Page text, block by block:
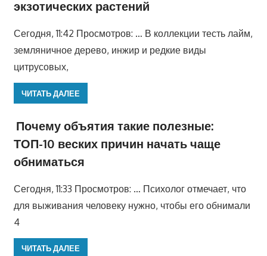
экзотических растений
Сегодня, 11:42 Просмотров: … В коллекции тесть лайм,
земляничное дерево, инжир и редкие виды
цитрусовых,
ЧИТАТЬ ДАЛЕЕ
Почему объятия такие полезные:
ТОП-10 веских причин начать чаще
обниматься
Сегодня, 11:33 Просмотров: … Психолог отмечает, что
для выживания человеку нужно, чтобы его обнимали
4
ЧИТАТЬ ДАЛЕЕ